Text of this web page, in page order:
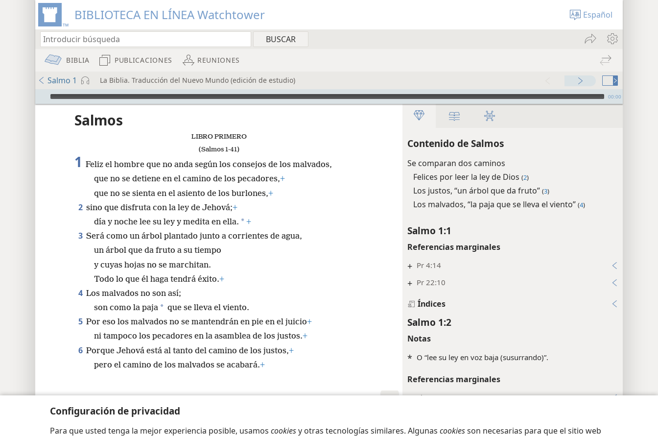
Configuración de privacidad
Para que usted tenga la mejor experiencia posible, usamos cookiesy otras tecnologías similares. Algunas cookiesson necesarias para que el sitio web
BIBLIOTECA EN LÍNEA Watchtower Español
BIBLIA PUBLICACIONES REUNIONES
Salmo 1 La Biblia. Traducción del Nuevo Mundo (edición de estudio)
Audio Player 00:00
Contenido de Salmos
Se comparan dos caminos
Felices por leer la ley de Dios (2)
Los justos, “un árbol que da fruto” (3)
Los malvados, “la paja que se lleva el viento” (4)
Salmo 1:1
Referencias marginales
+ Pr 4:14
+ Pr 22:10
Índices
Salmo 1:2
Notas
* O “lee su ley en voz baja (susurrando)”.
Referencias marginales
+ Sl 19:7; 40:8; 112:1; Mt 5:3; Ro 7:22; Snt 1:25
Índices
Salmos
LIBRO PRIMERO
(Salmos 1-41)
1 Feliz el hombre que no anda según los consejos de los malvados,
que no se detiene en el camino de los pecadores,+
que no se sienta en el asiento de los burlones,+
2 sino que disfruta con la ley de Jehová;+
día y noche lee su ley y medita en ella. * +
3 Será como un árbol plantado junto a corrientes de agua,
un árbol que da fruto a su tiempo
y cuyas hojas no se marchitan.
Todo lo que él haga tendrá éxito.+
4 Los malvados no son así;
son como la paja * que se lleva el viento.
5 Por eso los malvados no se mantendrán en pie en el juicio+
ni tampoco los pecadores en la asamblea de los justos.+
6 Porque Jehová está al tanto del camino de los justos,+
pero el camino de los malvados se acabará.+
© 2026 Watch Tower Bible and Tract Society of Pennsylvania